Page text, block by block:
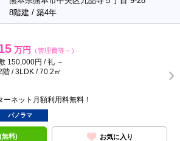
8階建 / 築4年
万円 （管理費等－）
150,000円 / 礼 －
階 / 3LDK / 70.2㎡
ネット月額利用料無料！
パノラマ
無料) お気に入り